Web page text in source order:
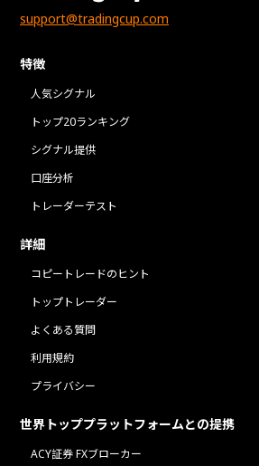
support@tradingcup.com
特徴
人気シグナル
トップ20ランキング
シグナル提供
口座分析
トレーダーテスト
詳細
コピートレードのヒント
トップトレーダー
よくある質問
利用規約
プライバシー
世界トッププラットフォームとの提携
ACY証券 FXブローカー